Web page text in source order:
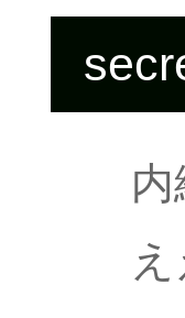
内
え